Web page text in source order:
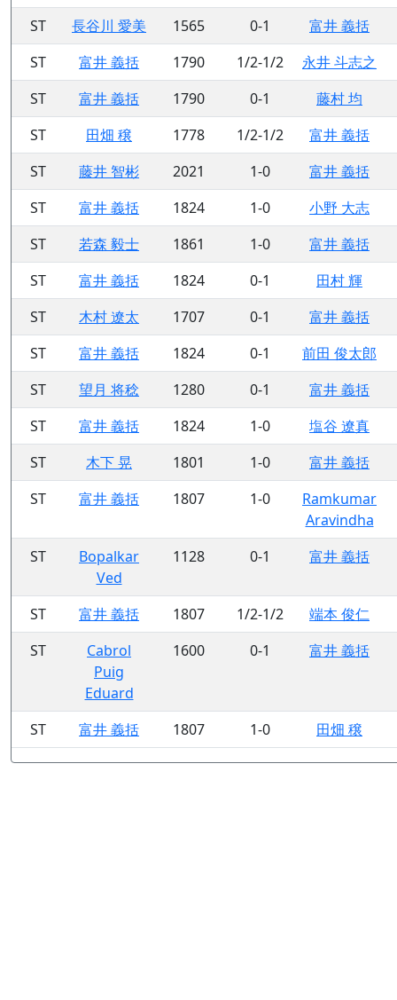
ST
長谷川 愛美 1565 0-1
富井 義括
ST
富井 義括 1790 1/2-1/2
永井 斗志之
ST
富井 義括 1790 0-1
藤村 均
ST
田畑 穣 1778 1/2-1/2
富井 義括
ST
藤井 智彬 2021 1-0
富井 義括
ST
富井 義括 1824 1-0
小野 大志
ST
若森 毅士 1861 1-0
富井 義括
ST
富井 義括 1824 0-1
田村 輝
ST
木村 遼太 1707 0-1
富井 義括
ST
富井 義括 1824 0-1
前田 俊太郎
ST
望月 将稔 1280 0-1
富井 義括
ST
富井 義括 1824 1-0
塩谷 遼真
ST
木下 晃 1801 1-0
富井 義括
ST
富井 義括 1807 1-0
Ramkumar
Aravindha
ST
Bopalkar
Ved
1128 0-1 富井 義括
ST 富井 義括 1807 1/2-1/2
端本 俊仁
ST
Cabrol
Puig
Eduard
1600 0-1 富井 義括
ST 富井 義括 1807 1-0 田畑 穣